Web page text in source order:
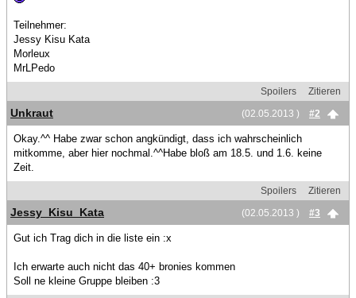
Teilnehmer:
Jessy Kisu Kata
Morleux
MrLPedo
Spoilers
Zitieren
(02.05.2013 )
#2
Unkraut
Okay.^^ Habe zwar schon angkündigt, dass ich wahrscheinlich
mitkomme, aber hier nochmal.^^Habe bloß am 18.5. und 1.6. keine
Zeit.
Spoilers
Zitieren
(02.05.2013 )
#3
Jessy_Kisu_Kata
Gut ich Trag dich in die liste ein :x
Ich erwarte auch nicht das 40+ bronies kommen
Soll ne kleine Gruppe bleiben :3